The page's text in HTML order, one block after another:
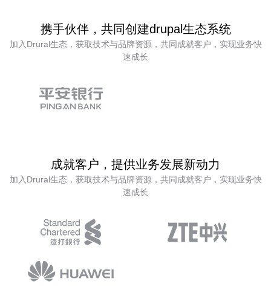
携手伙伴，共同创建drupal生态系统
加入Drural生态，获取技术与品牌资源，共同成就客户，实现业务快
速成长
成就客户，提供业务发展新动力
加入Drural生态，获取技术与品牌资源，共同成就客户，实现业务快
速成长